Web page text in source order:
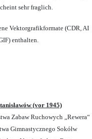
sehr fraglich.
Vektorgrafikformate (CDR, AI
enthalten.
(vor 1945)
Zabaw Ruchowych „Rewera“
Gimnastycznego Sokółw